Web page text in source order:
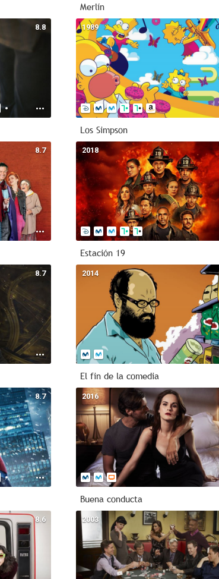
Merlín
8.8 1989
Los Simpson
8.7 2018
Estación 19
8.7 2014
El fin de la comedia
8.7 2016
Buena conducta
8.6 2003